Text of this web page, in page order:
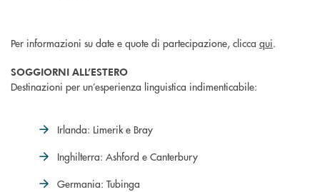
Per informazioni su date e quote di partecipazione, clicca qui.
SOGGIORNI ALL’ESTERO
Destinazioni per un’esperienza linguistica indimenticabile:
Irlanda: Limerik e Bray
Inghilterra: Ashford e Canterbury
Germania: Tubinga